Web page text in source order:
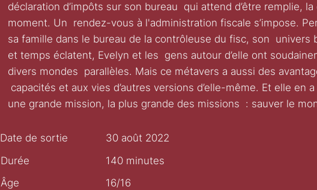
déclaration d’impôts sur son bureau qui attend d’être remplie,
moment. Un rendez-vous à l'administration fiscale s’impose.
sa famille dans le bureau de la contrôleuse du fisc, son univers
et temps éclatent, Evelyn et les gens autour d’elle ont
divers mondes parallèles. Mais ce métavers a aussi des
capacités et aux vies d’autres versions d’elle-même. Et elle en
une grande mission, la plus grande des missions : sauver le
Date de sortie
30 août 2022
Durée
140 minutes
Âge
16/16